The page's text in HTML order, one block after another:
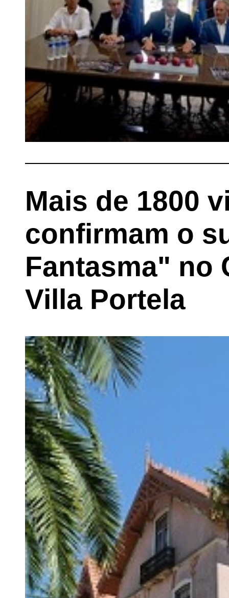
Mais de 1800
confirmam o
Fantasma" no
Villa Portela